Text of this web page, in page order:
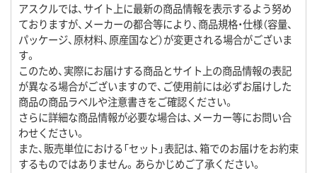
アスクルでは、サイト上に最新の商品情報を表示するよう努め
ておりますが、メーカーの都合等により、商品規格・仕様（容量、
パッケージ、原材料、原産国など）が変更される場合がございま
す。
このため、実際にお届けする商品とサイト上の商品情報の表記
が異なる場合がございますので、ご使用前には必ずお届けした
商品の商品ラベルや注意書きをご確認ください。
さらに詳細な商品情報が必要な場合は、メーカー等にお問い合
わせください。
また、販売単位における「セット」表記は、箱でのお届けをお約束
するものではありません。あらかじめご了承ください。